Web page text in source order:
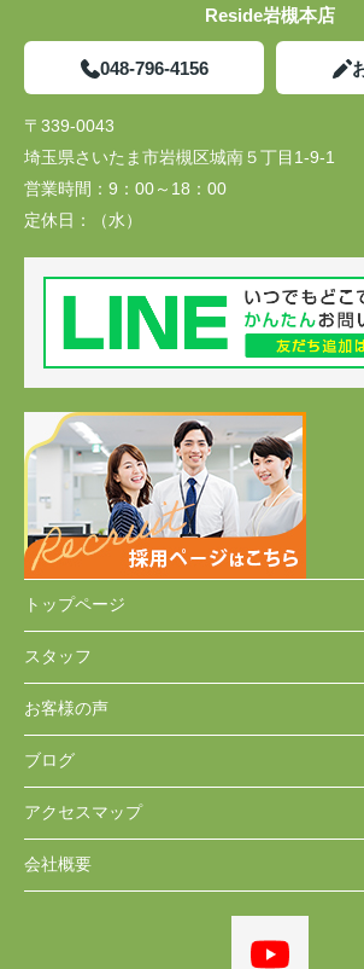
Reside岩槻本店
048-796-4156
〒339-0043
埼玉県さいたま市岩槻区城南５丁目1-9-1
営業時間： 9：00～18：00
定休日：
（水）
トップページ
スタッフ
お客様の声
ブログ
アクセスマップ
会社概要